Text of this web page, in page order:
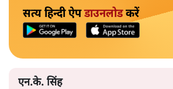
सत्य हिन्दी ऐपडाउनलोडकरें
एन.के. सिंह